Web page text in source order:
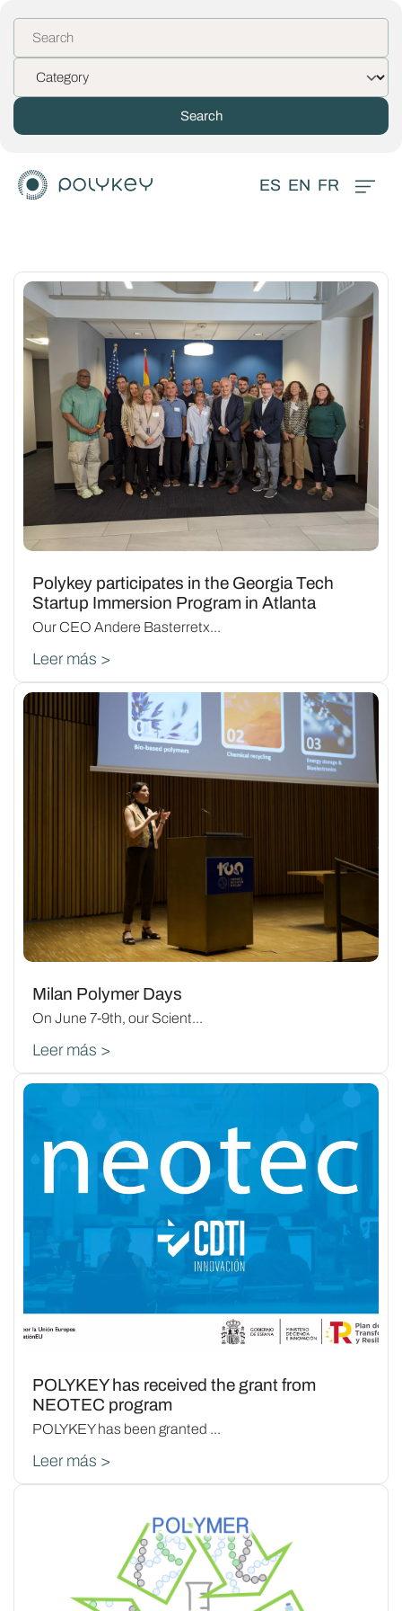
ES EN FR
Polykey participates in the Georgia Tech
Startup Immersion Program in Atlanta
Our CEO Andere Basterretx...
Leer más >
Milan Polymer Days
On June 7-9th, our Scient...
Leer más >
POLYKEY has received the grant from
NEOTEC program
POLYKEY has been granted ...
Leer más >